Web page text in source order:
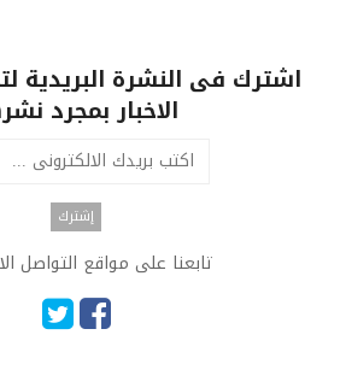
اشترك فى النشرة البريدية
الاخبار بمجرد
تابعنا على مواقع التواصل